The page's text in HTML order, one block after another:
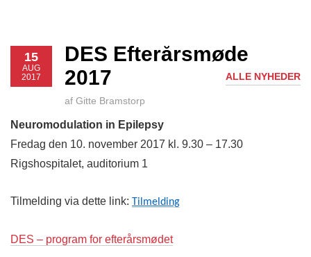
15
AUG
2017
DES Efterårsmøde
2017
ALLE NYHEDER
af Gitte Bramstorp
Neuromodulation in Epilepsy
Fredag den 10. november 2017 kl. 9.30 – 17.30
Rigshospitalet, auditorium 1
Tilmelding via dette link: Tilmelding
DES – program for efterårsmødet